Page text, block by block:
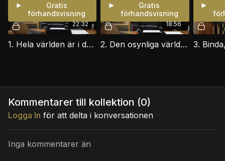
22:32
Gratis
förhandsvisning
1. Hela världen är i den ondes våld
18:56
Gratis
förhandsvisning
2. Den osynliga världens uppbyggnad
Kommentarer till kollektion (0)
Logga In för att delta i konversationen
Inga kommentarer än